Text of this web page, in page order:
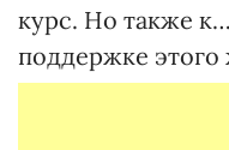
курс. Но также
поддержке